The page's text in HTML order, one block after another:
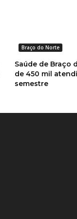
Braço do Norte
Saúde de Braço
de 450 mil
semestre